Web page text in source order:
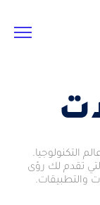
التكنولوجيا.
تقدم لك رؤى
والتطبيقات.